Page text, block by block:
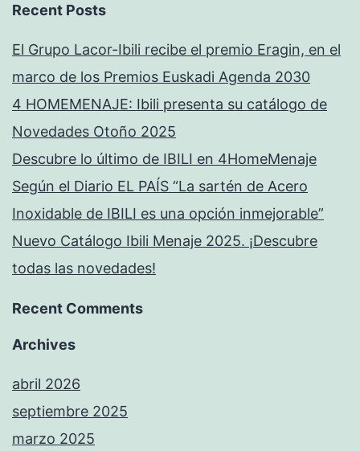
Recent Posts
El Grupo Lacor-Ibili recibe el premio Eragin, en el
marco de los Premios Euskadi Agenda 2030
4 HOMEMENAJE: Ibili presenta su catálogo de
Novedades Otoño 2025
Descubre lo último de IBILI en 4HomeMenaje
Según el Diario EL PAÍS “La sartén de Acero
Inoxidable de IBILI es una opción inmejorable”
Nuevo Catálogo Ibili Menaje 2025. ¡Descubre
todas las novedades!
Recent Comments
Archives
abril 2026
septiembre 2025
marzo 2025